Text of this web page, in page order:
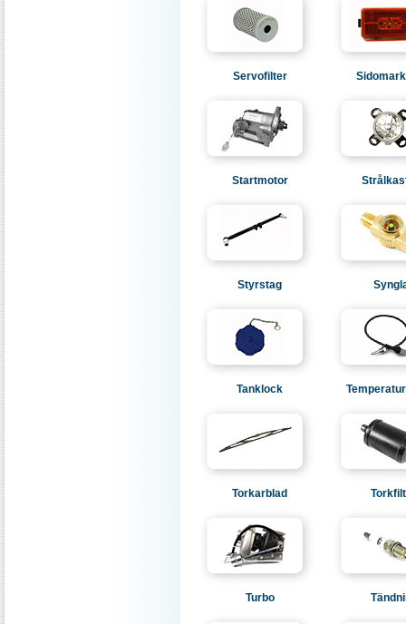
Servofilter
Startmotor
Styrstag
Tanklock
Torkarblad
Turbo